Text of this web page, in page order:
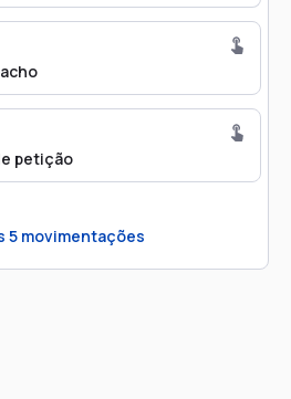
petição
5 movimentações